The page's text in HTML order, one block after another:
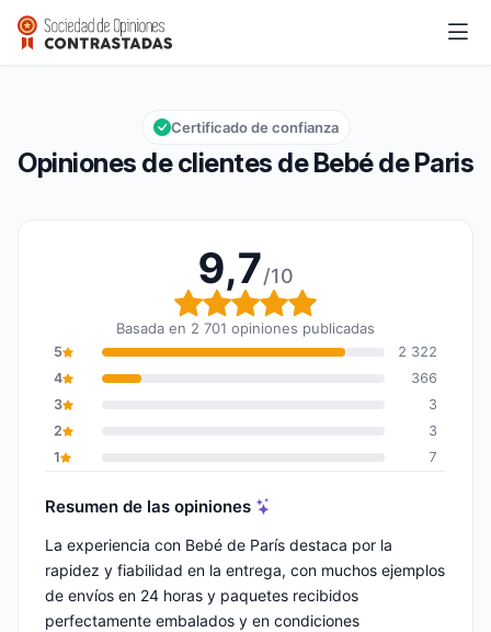
Bebé de Paris
Calificación global: 9,7 de 10
9,7/10
Opiniones de clientes de Bebé de Paris
Certificado de confianza
9,7/10
Calificación global: 9,7
Basada en 2 701 opiniones publicadas
5
2 322
4
366
3
3
2
3
1
7
Resumen de las opiniones
La experiencia con Bebé de París destaca por la
rapidez y fiabilidad en la entrega, con muchos ejemplos
de envíos en 24 horas y paquetes recibidos
perfectamente embalados y en condiciones